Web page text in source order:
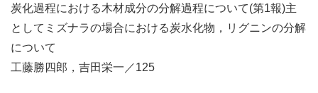
炭化過程における木材成分の分解過程について(第1報)主
としてミズナラの場合における炭水化物，リグニンの分解
について
工藤勝四郎，吉田栄一／125